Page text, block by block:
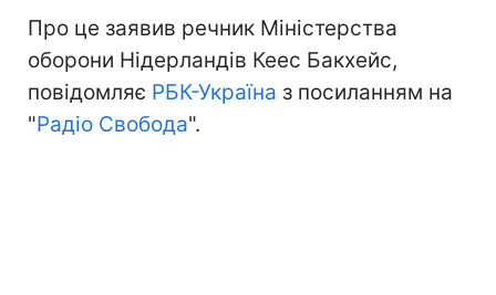
Про це заявив речник Міністерства
оборони Нідерландів Кеес Бакхейс,
повідомляє РБК-Україна з посиланням на
"Радіо Свобода".